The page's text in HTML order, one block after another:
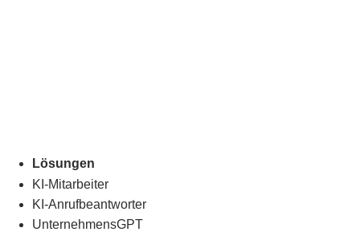
Lösungen
KI-Mitarbeiter
KI-Anrufbeantworter
UnternehmensGPT